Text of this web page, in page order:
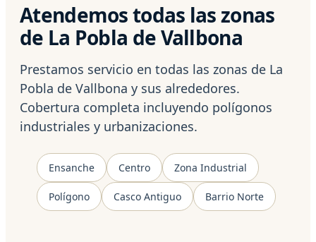
Atendemos todas las zonas
de La Pobla de Vallbona
Prestamos servicio en todas las zonas de La
Pobla de Vallbona y sus alrededores.
Cobertura completa incluyendo polígonos
industriales y urbanizaciones.
Ensanche Centro Zona Industrial
Polígono Casco Antiguo Barrio Norte